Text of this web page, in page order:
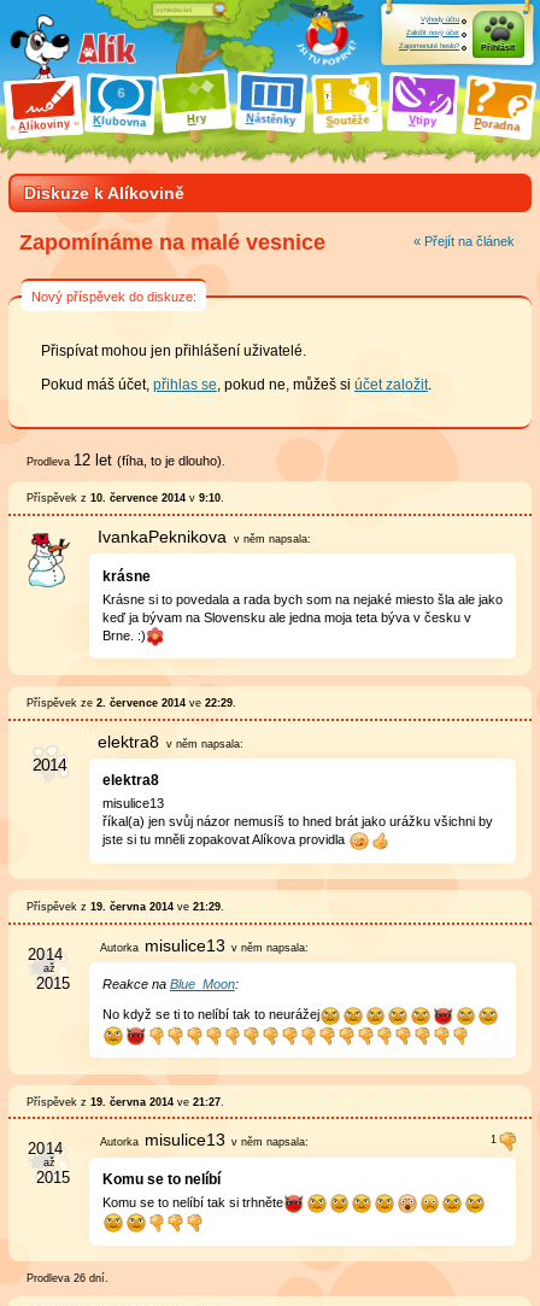
Alíkoviny Klubovna Hry Nástěnky Soutěže Vtipy Poradna
Výhody účtu
Založit nový účet
Zapomenuté heslo?
Přihlásit
Diskuze k Alíkovině
« Přejít na článek
Zapomínáme na malé vesnice
Nový příspěvek do diskuze:
Přispívat mohou jen přihlášení uživatelé.
Pokud máš účet, přihlas se, pokud ne, můžeš si účet založit.
Prodleva 12 let (fíha, to je dlouho).
Příspěvek z 10. července 2014v 9:10.
IvankaPeknikova v němnapsala:
krásne
Krásne si to povedala a rada bych som na nejaké miesto šla ale jako
keď ja bývam na Slovensku ale jedna moja teta býva v česku v
Brne. :)
Příspěvek ze 2. července 2014ve 22:29.
elektra8 v němnapsala:
elektra8
misulice13
říkal(a) jen svůj názor nemusíš to hned brát jako urážku všichni by
jste si tu mněli zopakovat Alíkova providla
Příspěvek z 19. června 2014ve 21:29.
misulice13 v něm napsala:
Reakce na Blue_Moon:
No když se ti to nelíbí tak to neurážej
Příspěvek z 19. června 2014ve 21:27.
misulice13 v něm napsala:
Komu se to nelíbí
Komu se to nelíbí tak si trhněte
Prodleva 26 dní.